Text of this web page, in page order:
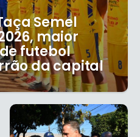
Semel
maior
futebol
da capital